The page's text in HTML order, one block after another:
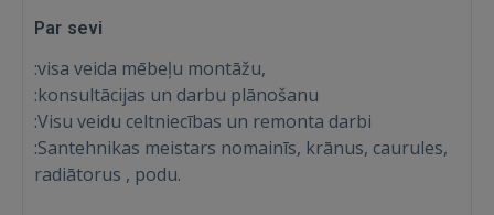
Par sevi
:visa veida mēbeļu montāžu,
:konsultācijas un darbu plānošanu
:Visu veidu celtniecības un remonta darbi
:Santehnikas meistars nomainīs, krānus, caurules,
radiātorus , podu.